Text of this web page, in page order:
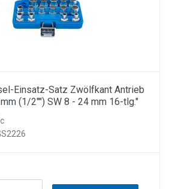
Einsatz-Satz Zwölfkant Antrieb
(1/2"") SW 8 - 24 mm 16-tlg."